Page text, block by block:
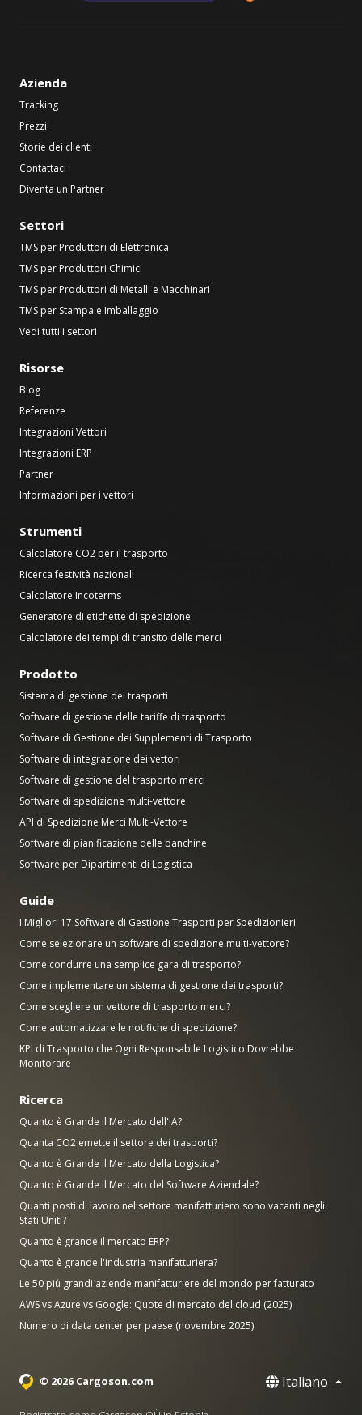
Azienda
Tracking
Prezzi
Storie dei clienti
Contattaci
Diventa un Partner
Settori
TMS per Produttori di Elettronica
TMS per Produttori Chimici
TMS per Produttori di Metalli e Macchinari
TMS per Stampa e Imballaggio
Vedi tutti i settori
Risorse
Blog
Referenze
Integrazioni Vettori
Integrazioni ERP
Partner
Informazioni per i vettori
Strumenti
Calcolatore CO2 per il trasporto
Ricerca festività nazionali
Calcolatore Incoterms
Generatore di etichette di spedizione
Calcolatore dei tempi di transito delle merci
Prodotto
Sistema di gestione dei trasporti
Software di gestione delle tariffe di trasporto
Software di Gestione dei Supplementi di Trasporto
Software di integrazione dei vettori
Software di gestione del trasporto merci
Software di spedizione multi-vettore
API di Spedizione Merci Multi-Vettore
Software di pianificazione delle banchine
Software per Dipartimenti di Logistica
Guide
I Migliori 17 Software di Gestione Trasporti per Spedizionieri
Come selezionare un software di spedizione multi-vettore?
Come condurre una semplice gara di trasporto?
Come implementare un sistema di gestione dei trasporti?
Come scegliere un vettore di trasporto merci?
Come automatizzare le notifiche di spedizione?
KPI di Trasporto che Ogni Responsabile Logistico Dovrebbe
Monitorare
Ricerca
Quanto è Grande il Mercato dell'IA?
Quanta CO2 emette il settore dei trasporti?
Quanto è Grande il Mercato della Logistica?
Quanto è Grande il Mercato del Software Aziendale?
Quanti posti di lavoro nel settore manifatturiero sono vacanti negli
Stati Uniti?
Quanto è grande il mercato ERP?
Quanto è grande l'industria manifatturiera?
Le 50 più grandi aziende manifatturiere del mondo per fatturato
AWS vs Azure vs Google: Quote di mercato del cloud (2025)
Numero di data center per paese (novembre 2025)
© 2026 Cargoson.com Italiano